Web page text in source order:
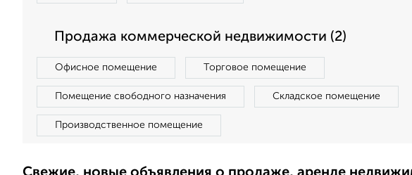
Продажа коммерческой недвижимости (2)
Офисное помещение Торговое помещение
Помещение свободного назначения Складское помещение
Производственное помещение